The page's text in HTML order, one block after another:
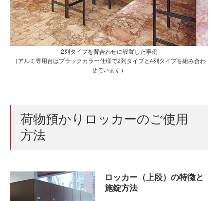
2列タイプを背合わせに設置した事例
（アルミ専用台はブラックカラー仕様で2列タイプと4列タイプを組み合わ
せています）
荷物預かりロッカーのご使用
方法
ロッカー（上段）の特徴と
施錠方法